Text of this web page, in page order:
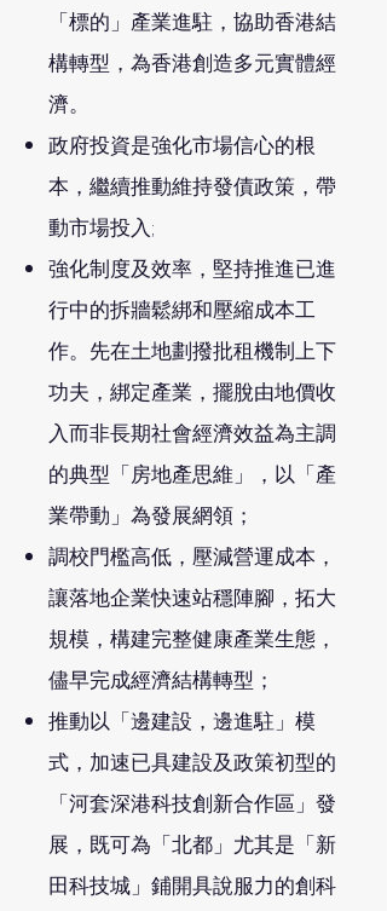
「標的」產業進駐，協助香港結
構轉型，為香港創造多元實體經
濟。
政府投資是強化市場信心的根
本，繼續推動維持發債政策，帶
動市場投入;
強化制度及效率，堅持推進已進
行中的拆牆鬆綁和壓縮成本工
作。先在土地劃撥批租機制上下
功夫，綁定產業，擺脫由地價收
入而非長期社會經濟效益為主調
的典型「房地產思維」，以「產
業帶動」為發展網領；
調校門檻高低，壓減營運成本，
讓落地企業快速站穩陣腳，拓大
規模，構建完整健康產業生態，
儘早完成經濟結構轉型；
推動以「邊建設，邊進駐」模
式，加速已具建設及政策初型的
「河套深港科技創新合作區」發
展，既可為「北都」尤其是「新
田科技城」鋪開具說服力的創科